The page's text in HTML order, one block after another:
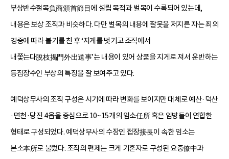
부상반수절목負商頒首節目에 설립 목적과 벌목이 수록되어 있는데,
내용은 보상 조직과 비슷하다. 다만 벌목의 내용에 잘못을 저지른 자는 죄의
경중에 따라 볼기를 친 후 ‘지게를 벗기고 조직에서
내쫓는다脫枝揭門外出送事’는 내용이 있어 상품을 지게로 져서 운반하는
등짐장수인 부상의 특징을 잘 보여주고 있다.
예덕상무사의 조직 구성은 시기에 따라 변화를 보이지만 대체로 예산·덕산
·면천·당진 4읍을 중심으로 10~15개의 임소任所 혹은 임방들이 연합한
형태로 구성되었다. 예덕상무사의 수장인 접장接長이 속한 임소는
본소本所로 불렀다. 조직의 편제는 크게 기혼자로 구성된 요중僚中과